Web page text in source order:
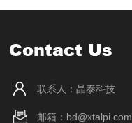
Contact Us
联系人：晶泰科技
邮箱：bd@xtalpi.com